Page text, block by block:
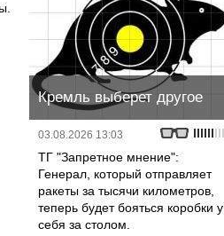
Кремль выберет другое
03.08.2026 13:03
ТГ "Запретное мнение":
Генерал, который отправляет
ракеты за тысячи километров,
теперь будет бояться коробки у
себя за столом.